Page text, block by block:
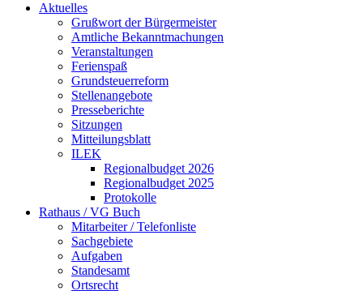
Aktuelles
Grußwort der Bürgermeister
Amtliche Bekanntmachungen
Veranstaltungen
Ferienspaß
Grundsteuerreform
Stellenangebote
Presseberichte
Sitzungen
Mitteilungsblatt
ILEK
Regionalbudget 2026
Regionalbudget 2025
Protokolle
Rathaus / VG Buch
Mitarbeiter / Telefonliste
Sachgebiete
Aufgaben
Standesamt
Ortsrecht